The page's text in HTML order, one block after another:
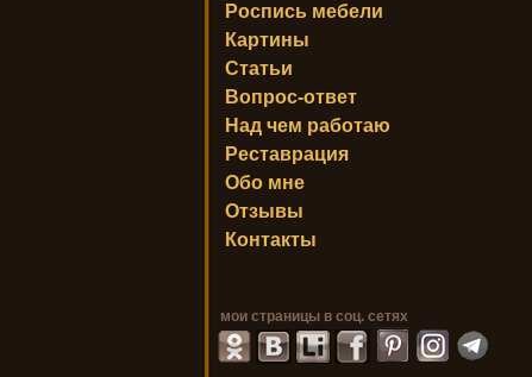
Роспись мебели
Картины
Статьи
Вопрос-ответ
Над чем работаю
Реставрация
Обо мне
Отзывы
Контакты
мои страницы в соц. сетях